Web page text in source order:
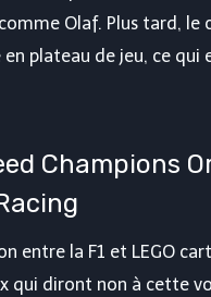
Olaf. Plus tard, le
plateau de jeu, ce qui
​​Champions
entre la F1 et LEGO
qui diront non à cette